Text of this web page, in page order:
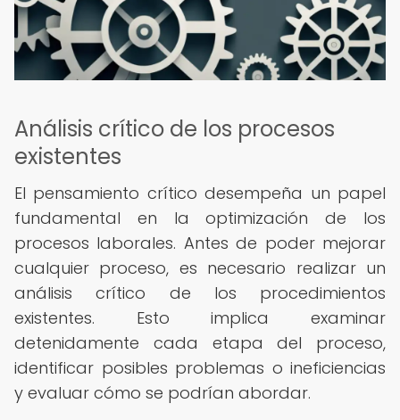
Análisis crítico de los procesos
existentes
El pensamiento crítico desempeña un papel
fundamental en la optimización de los
procesos laborales. Antes de poder mejorar
cualquier proceso, es necesario realizar un
análisis crítico de los procedimientos
existentes. Esto implica examinar
detenidamente cada etapa del proceso,
identificar posibles problemas o ineficiencias
y evaluar cómo se podrían abordar.